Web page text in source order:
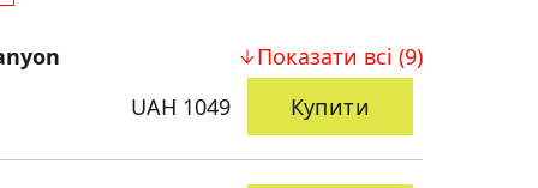
UAH 1049
Купити
Показати всі (9)